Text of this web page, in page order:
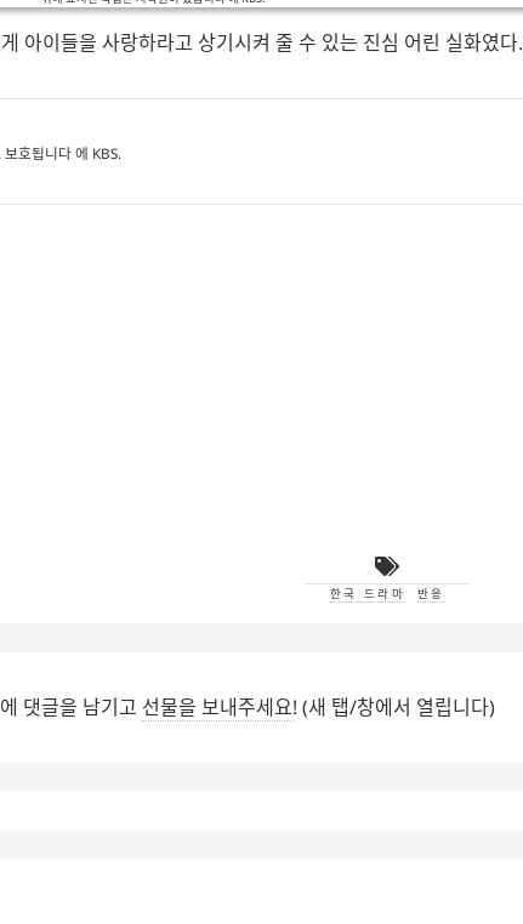
아이들을 사랑하라고 상기시켜 줄 수 있는 진심 어린 실화였다.
호됩니다 에 KBS.
한국 드라마 반응
댓글을 남기고 선물을 보내주세요! (새 탭/창에서 열립니다)